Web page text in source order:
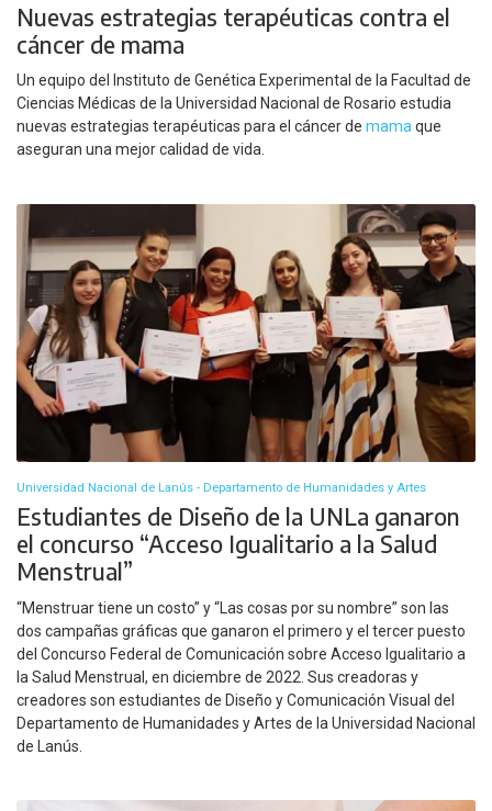
Nuevas estrategias terapéuticas contra el
cáncer de mama
Un equipo del Instituto de Genética Experimental de la Facultad de
Ciencias Médicas de la Universidad Nacional de Rosario estudia
nuevas estrategias terapéuticas para el cáncer de mamaque
aseguran una mejor calidad de vida.
Universidad Nacional de Lanús - Departamento de Humanidades y Artes
Estudiantes de Diseño de la UNLa ganaron
el concurso “Acceso Igualitario a la Salud
Menstrual”
“Menstruar tiene un costo” y “Las cosas por su nombre” son las
dos campañas gráficas que ganaron el primero y el tercer puesto
del Concurso Federal de Comunicación sobre Acceso Igualitario a
la Salud Menstrual, en diciembre de 2022. Sus creadoras y
creadores son estudiantes de Diseño y Comunicación Visual del
Departamento de Humanidades y Artes de la Universidad Nacional
de Lanús.